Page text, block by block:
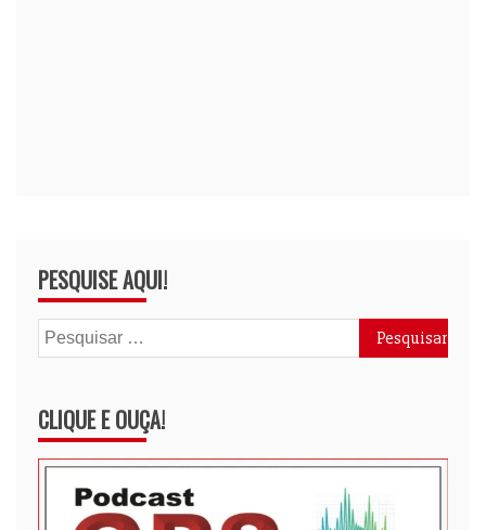
PESQUISE AQUI!
Pesquisar
por:
CLIQUE E OUÇA!